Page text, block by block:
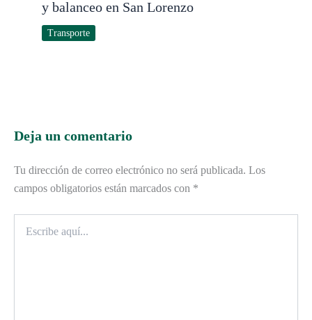
y balanceo en San Lorenzo
Transporte
Deja un comentario
Tu dirección de correo electrónico no será publicada. Los
campos obligatorios están marcados con *
aquí...